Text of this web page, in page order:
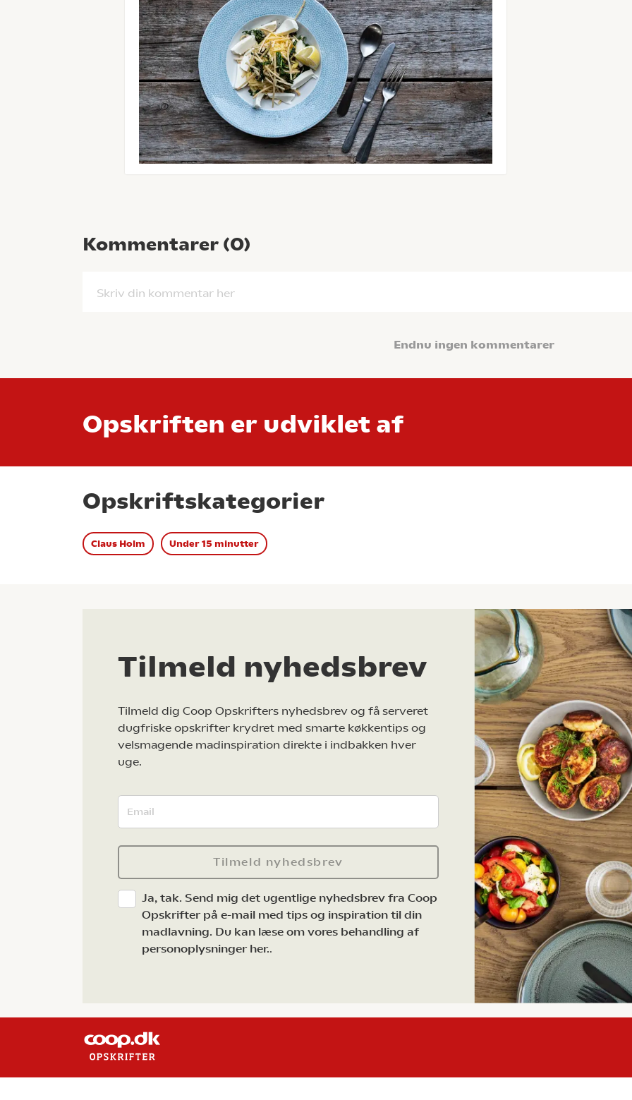
Kommentarer (0)
Skriv din kommentar her
Endnu ingen kommentarer
Opskriften er udviklet af
Opskriftskategorier
Claus Holm Under 15 minutter
Tilmeld nyhedsbrev
Tilmeld dig Coop Opskrifters nyhedsbrev og få serveret
dugfriske opskrifter krydret med smarte køkkentips og
velsmagende madinspiration direkte i indbakken hver
uge.
Tilmeld nyhedsbrev
Ja, tak. Send mig det ugentlige nyhedsbrev fra Coop
Opskrifter på e-mail med tips og inspiration til din
madlavning. Du kan læse om vores behandling af
personoplysninger her..